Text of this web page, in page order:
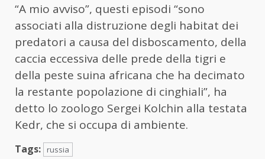
“A mio avviso”, questi episodi “sono
associati alla distruzione degli habitat dei
predatori a causa del disboscamento, della
caccia eccessiva delle prede della tigri e
della peste suina africana che ha decimato
la restante popolazione di cinghiali”, ha
detto lo zoologo Sergei Kolchin alla testata
Kedr, che si occupa di ambiente.
Tags: russia